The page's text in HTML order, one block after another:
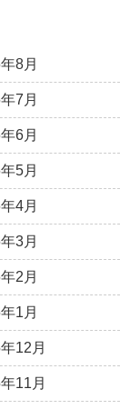
8月
7月
6月
5月
4月
3月
2月
1月
12月
11月